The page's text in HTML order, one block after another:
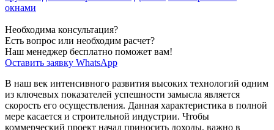
окнами
Необходима консультация?
Есть вопрос или необходим расчет?
Наш менеджер бесплатно поможет вам!
Оставить заявку WhatsApp
В наш век интенсивного развития высоких технологий одним
из ключевых показателей успешности замысла является
скорость его осуществления. Данная характеристика в полной
мере касается и строительной индустрии. Чтобы
коммерческий проект начал приносить доходы, важно в